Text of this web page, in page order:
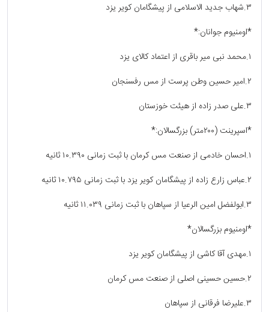
۳.شهاب جدید الاسلامی از پیشگامان کویر یزد
*اومنیوم جوانان:*
۱.محمد نبی میر باقری از اعتماد کالای یزد
۲.امیر حسین وطن پرست از مس رفسنجان
۳.علی صدر زاده از هیئت خوزستان
*اسپرینت (۲۰۰متر) بزرگسالان:*
۱.احسان خادمی از صنعت مس کرمان با ثبت زمانی ۱۰.۳۹۰ ثانیه
۲.عباس زارع زاده از پیشگامان کویر یزد با ثبت زمانی ۱۰.۷۹۵ ثانیه
۳.ابولفضل امین الرعیا از سپاهان با ثبت زمانی ۱۱.۰۳۹ ثانیه
*اومنیوم بزرگسالان*
۱.مهدی آقا کاشی از پیشگامان کویر یزد
۲.حسین حسینی اصلی از صنعت مس کرمان
۳.عليرضا فرقانی از سپاهان